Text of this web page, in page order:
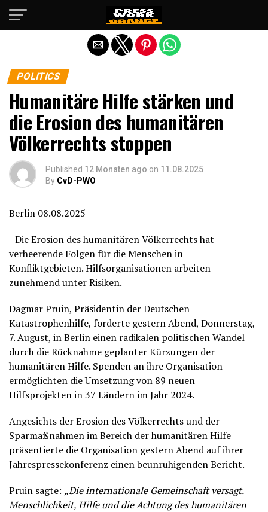
POLITICS
Humanitäre Hilfe stärken und
die Erosion des humanitären
Völkerrechts stoppen
Published 12 Monaten ago on 11.08.2025
By CvD-PWO
Berlin 08.08.2025
–Die Erosion des humanitären Völkerrechts hat
verheerende Folgen für die Menschen in
Konfliktgebieten. Hilfsorganisationen arbeiten
zunehmend unter Risiken.
Dagmar Pruin, Präsidentin der Deutschen
Katastrophenhilfe, forderte gestern Abend, Donnerstag,
7. August, in Berlin einen radikalen politischen Wandel
durch die Rücknahme geplanter Kürzungen der
humanitären Hilfe. Spenden an ihre Organisation
ermöglichten die Umsetzung von 89 neuen
Hilfsprojekten in 37 Ländern im Jahr 2024.
Angesichts der Erosion des Völkerrechts und der
Sparmaßnahmen im Bereich der humanitären Hilfe
präsentierte die Organisation gestern Abend auf ihrer
Jahrespressekonferenz einen beunruhigenden Bericht.
Pruin sagte: „Die internationale Gemeinschaft versagt.
Menschlichkeit, Hilfe und die Achtung des humanitären
Die mobile Version verlassen